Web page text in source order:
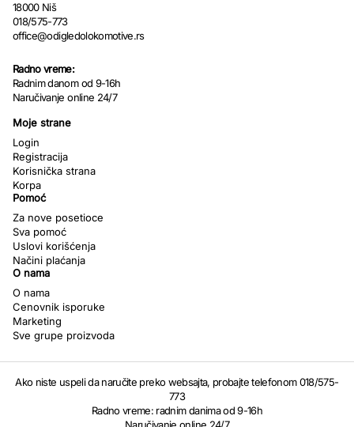
18000 Niš
018/575-773
office@odigledolokomotive.rs
Radno vreme:
Radnim danom od 9-16h
Naručivanje online 24/7
Moje strane
Login
Registracija
Korisnička strana
Korpa
Pomoć
Za nove posetioce
Sva pomoć
Uslovi korišćenja
Načini plaćanja
O nama
O nama
Cenovnik isporuke
Marketing
Sve grupe proizvoda
Ako niste uspeli da naručite preko websajta, probajte telefonom 018/575-
773
Radno vreme: radnim danima od 9-16h